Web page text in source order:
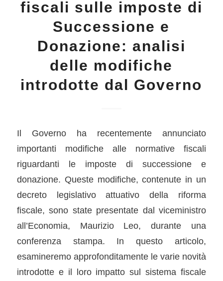
fiscali sulle imposte di
Successione e
Donazione: analisi
delle modifiche
introdotte dal Governo
Il Governo ha recentemente annunciato
importanti modifiche alle normative fiscali
riguardanti le imposte di successione e
donazione. Queste modifiche, contenute in un
decreto legislativo attuativo della riforma
fiscale, sono state presentate dal viceministro
all’Economia, Maurizio Leo, durante una
conferenza stampa. In questo articolo,
esamineremo approfonditamente le varie novità
introdotte e il loro impatto sul sistema fiscale